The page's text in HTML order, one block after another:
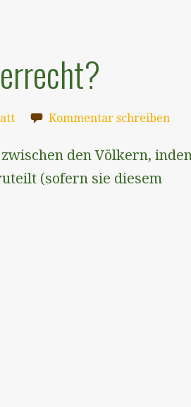
Kommentar schreiben
den Völkern,
(sofern sie diesem